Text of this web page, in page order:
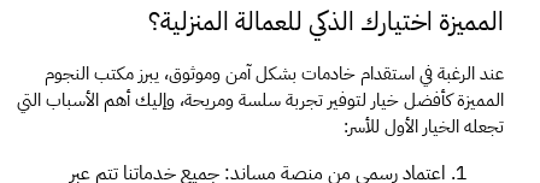
المميزة اختيارك الذكي للعمالة المنزلية؟
المميزة كأفضل خيار لتوفير تجربة سلسة ومريحة، وإليك أهم الأسباب التي
تجعله الخيار الأول للأسر: